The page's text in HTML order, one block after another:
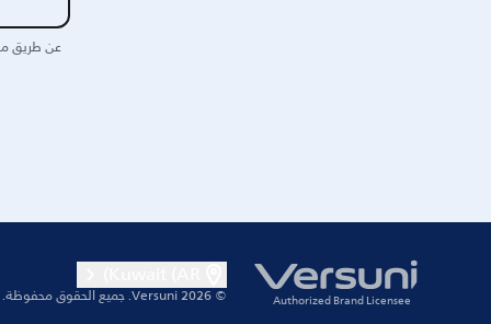
عن طريق
Authorized Brand Licensee
© 2026 Versuni. جميع الحقوق محفوظة.